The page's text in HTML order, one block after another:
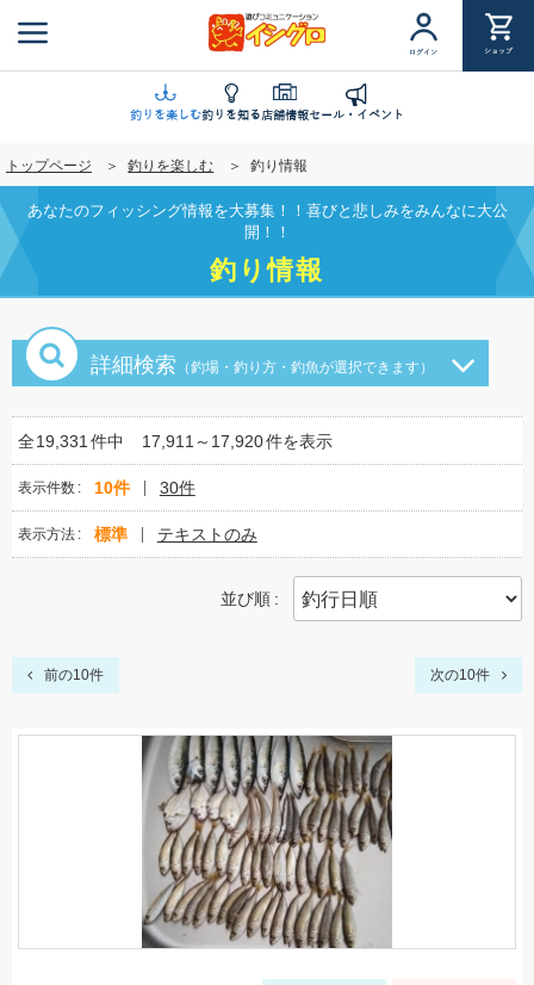
ン
に
移
動
ログイン ショップ
釣りを楽しむ釣りを知る店舗情報セール・イベント
トップページ 釣りを楽しむ 釣り情報
あなたのフィッシング情報を大募集！！喜びと悲しみをみんなに大公
開！！
釣り情報
詳細検索 （釣場・釣り方・釣魚が選択できます）
全19,331 件中 17,911～17,920件を表示
表示件数 10件 30件
表示方法 標準 テキストのみ
並び順
前の10件 次の10件